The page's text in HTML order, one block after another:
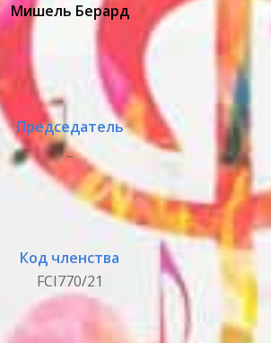
Мишель Берард
Председатель
_
Код членства
FCI770/21